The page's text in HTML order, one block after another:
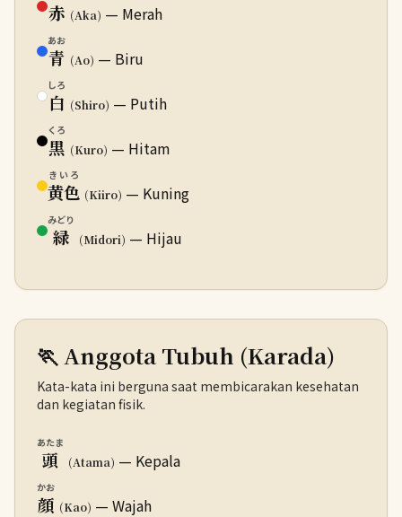
赤 (Aka) — Merah
青
あお
(Ao) — Biru
白
しろ
(Shiro) — Putih
黒
くろ
(Kuro) — Hitam
黄色
きいろ
(Kiiro) — Kuning
緑
みどり
(Midori) — Hijau
🏃 Anggota Tubuh (Karada)
Kata-kata ini berguna saat membicarakan kesehatan
dan kegiatan fisik.
頭
あたま
(Atama) — Kepala
顔
かお
(Kao) — Wajah